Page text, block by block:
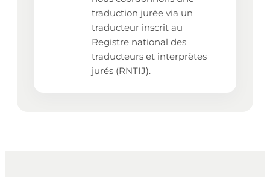
traduction jurée via un
traducteur inscrit au
Registre national des
traducteurs et interprètes
jurés (RNTIJ).